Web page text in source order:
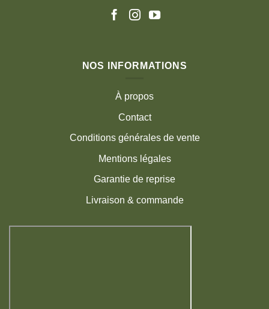
NOS INFORMATIONS
À propos
Contact
Conditions générales de vente
Mentions légales
Garantie de reprise
Livraison & commande